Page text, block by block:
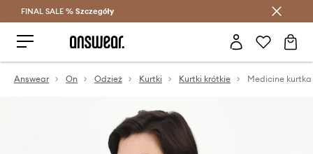
Oszczędzaj z Answear Club >
FINAL SALE % Szczegóły
Answear On Odzież Kurtki Kurtki krótkie Medicine